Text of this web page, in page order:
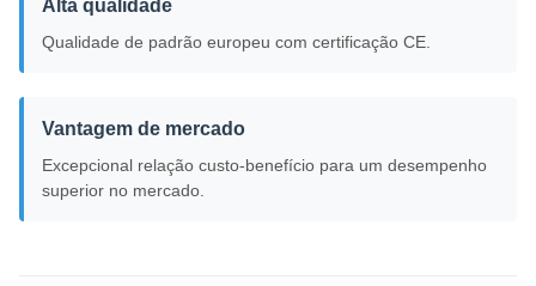
Alta qualidade
Qualidade de padrão europeu com certificação CE.
Vantagem de mercado
Excepcional relação custo-benefício para um desempenho
superior no mercado.